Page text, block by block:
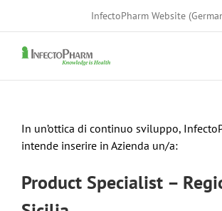
InfectoPharm Website
In un’ottica di continuo sviluppo,
intende inserire in Azienda un/a:
Product Specialist –